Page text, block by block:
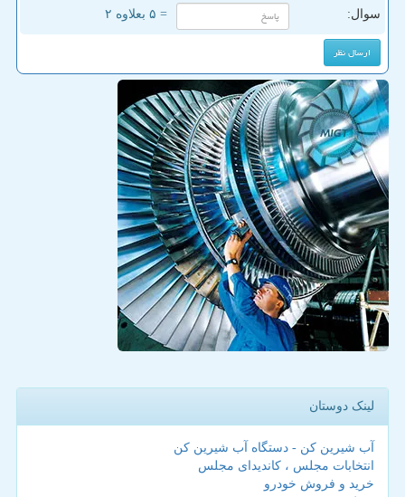
سوال: = ۵ بعلاوه ۲
لینک دوستان
آب شیرین کن - دستگاه آب شیرین کن
انتخابات مجلس ، کاندیدای مجلس
خرید و فروش خودرو